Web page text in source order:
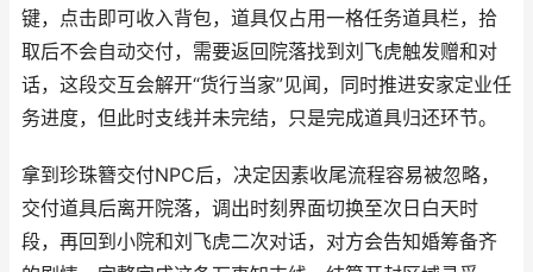
键，点击即可收入背包，道具仅占用一格任务道具栏，拾
取后不会自动交付，需要返回院落找到刘飞虎触发赠和对
话，这段交互会解开“货行当家”见闻，同时推进安家定业任
务进度，但此时支线并未完结，只是完成道具归还环节。
拿到珍珠簪交付NPC后，决定因素收尾流程容易被忽略，
交付道具后离开院落，调出时刻界面切换至次日白天时
段，再回到小院和刘飞虎二次对话，对方会告知婚筹备齐